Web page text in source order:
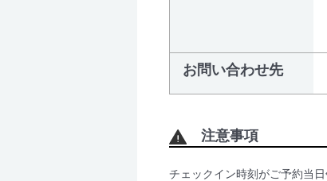
お問い合わせ先
注意事項
チェックイン時刻がご予約当